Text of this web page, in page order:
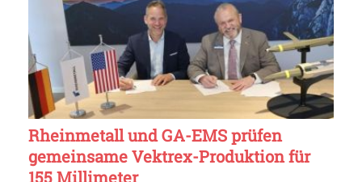
Rheinmetall und GA-EMS prüfen
gemeinsame Vektrex-Produktion für
155 Millimeter